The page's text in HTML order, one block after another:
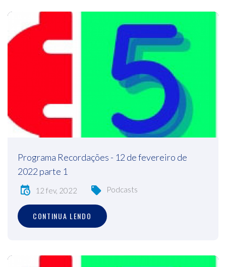
Programa Recordações - 12 de fevereiro de
2022 parte 1
12 fev, 2022 Podcasts
CONTINUA LENDO